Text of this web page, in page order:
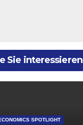
Sie interessieren
SPOTLIGHT